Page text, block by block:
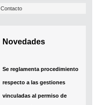
Contacto
Novedades
Se reglamenta procedimiento
respecto a las gestiones
vinculadas al permiso de